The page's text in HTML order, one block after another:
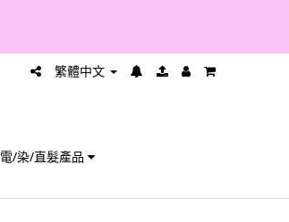
繁體中文
電/染/直髮產品